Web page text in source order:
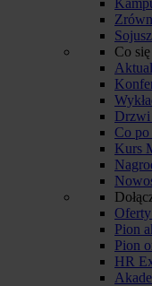
Co
Drzwi
Co
Kurs
Pion
Pion
HR